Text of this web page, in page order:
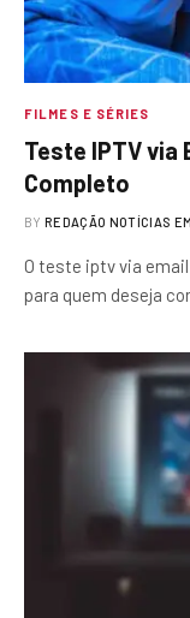
FILMES E SÉRIES
Teste IPTV via
Completo
BY REDAÇÃO NOTÍCIAS
O teste iptv via
para quem deseja